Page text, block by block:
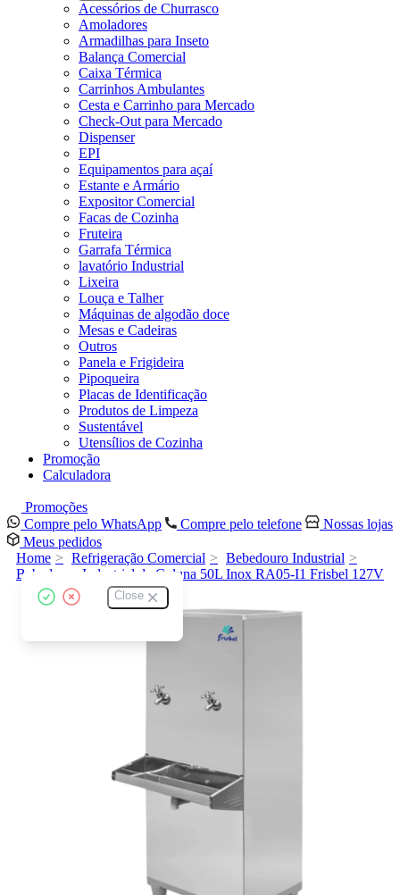
Acessórios de Churrasco
Amoladores
Armadilhas para Inseto
Balança Comercial
Caixa Térmica
Carrinhos Ambulantes
Cesta e Carrinho para Mercado
Check-Out para Mercado
Dispenser
EPI
Equipamentos para açaí
Estante e Armário
Expositor Comercial
Facas de Cozinha
Fruteira
Garrafa Térmica
lavatório Industrial
Lixeira
Louça e Talher
Máquinas de algodão doce
Mesas e Cadeiras
Outros
Panela e Frigideira
Pipoqueira
Placas de Identificação
Produtos de Limpeza
Sustentável
Utensílios de Cozinha
Promoção
Calculadora
Promoções
Compre pelo WhatsApp
Compre pelo telefone
Nossas lojas
Meus pedidos
Close
Home Refrigeração Comercial
Bebedouro Industrial
Bebedouro Industrial de Coluna 50L Inox RA05-I1 Frisbel 127V